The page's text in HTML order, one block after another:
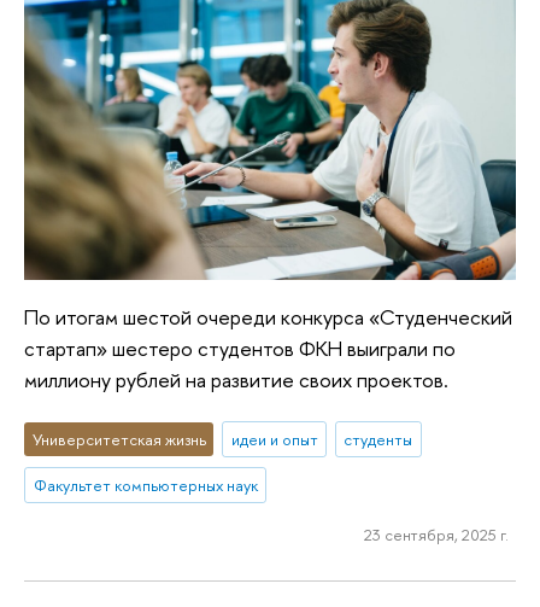
По итогам шестой очереди конкурса «Студенческий
стартап» шестеро студентов ФКН выиграли по
миллиону рублей на развитие своих проектов.
Университетская жизнь идеи и опыт студенты
Факультет компьютерных наук
23 сентября, 2025 г.